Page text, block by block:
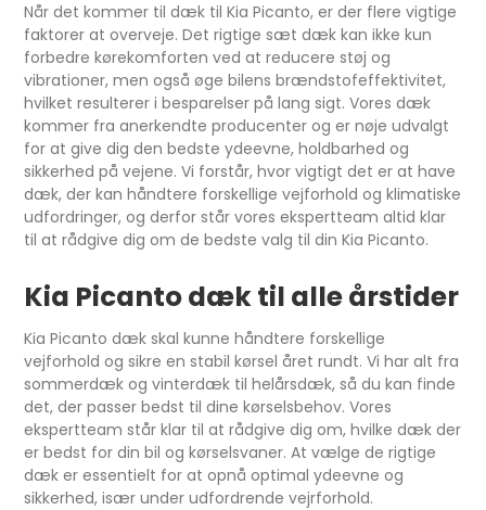
Når det kommer til dæk til Kia Picanto, er der flere vigtige
faktorer at overveje. Det rigtige sæt dæk kan ikke kun
forbedre kørekomforten ved at reducere støj og
vibrationer, men også øge bilens brændstofeffektivitet,
hvilket resulterer i besparelser på lang sigt. Vores dæk
kommer fra anerkendte producenter og er nøje udvalgt
for at give dig den bedste ydeevne, holdbarhed og
sikkerhed på vejene. Vi forstår, hvor vigtigt det er at have
dæk, der kan håndtere forskellige vejforhold og klimatiske
udfordringer, og derfor står vores ekspertteam altid klar
til at rådgive dig om de bedste valg til din Kia Picanto.
Kia Picanto dæk til alle årstider
Kia Picanto dæk skal kunne håndtere forskellige
vejforhold og sikre en stabil kørsel året rundt. Vi har alt fra
sommerdæk og vinterdæk til helårsdæk, så du kan finde
det, der passer bedst til dine kørselsbehov. Vores
ekspertteam står klar til at rådgive dig om, hvilke dæk der
er bedst for din bil og kørselsvaner. At vælge de rigtige
dæk er essentielt for at opnå optimal ydeevne og
sikkerhed, især under udfordrende vejrforhold.